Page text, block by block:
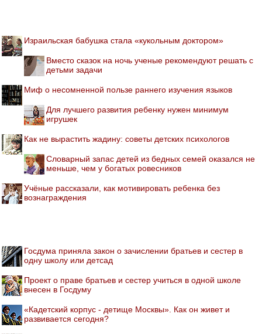
Израильская бабушка стала «кукольным доктором»
Вместо сказок на ночь ученые рекомендуют решать с
детьми задачи
Миф о несомненной пользе раннего изучения языков
Для лучшего развития ребенку нужен минимум
игрушек
Как не вырастить жадину: советы детских психологов
Словарный запас детей из бедных семей оказался не
меньше, чем у богатых ровесников
Учёные рассказали, как мотивировать ребенка без
вознаграждения
Госдума приняла закон о зачислении братьев и сестер в
одну школу или детсад
Проект о праве братьев и сестер учиться в одной школе
внесен в Госдуму
«Кадетский корпус - детище Москвы». Как он живет и
развивается сегодня?